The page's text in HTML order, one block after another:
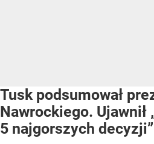
Tusk podsumował
Nawrockiego. Ujawnił
5 najgorszych decyzji”